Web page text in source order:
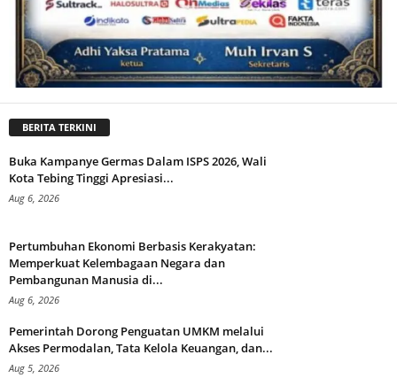
BERITA TERKINI
Buka Kampanye Germas Dalam ISPS 2026, Wali
Kota Tebing Tinggi Apresiasi...
Aug 6, 2026
Pertumbuhan Ekonomi Berbasis Kerakyatan:
Memperkuat Kelembagaan Negara dan
Pembangunan Manusia di...
Aug 6, 2026
Pemerintah Dorong Penguatan UMKM melalui
Akses Permodalan, Tata Kelola Keuangan, dan...
Aug 5, 2026